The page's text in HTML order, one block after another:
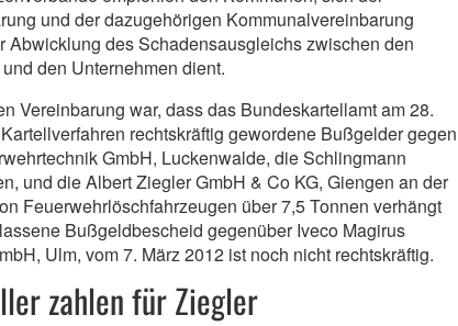
und der dazugehörigen Kommunalvereinbarung
Abwicklung des Schadensausgleichs zwischen den
den Unternehmen dient.
Vereinbarung war, dass das Bundeskartellamt am 28.
rechtskräftig gewordene Bußgelder gegen
GmbH, Luckenwalde, die Schlingmann
und die Albert Ziegler GmbH & Co KG, Giengen an der
Feuerwehrlöschfahrzeugen über 7,5 Tonnen verhängt
Bußgeldbescheid gegenüber Iveco Magirus
Ulm, vom 7. März 2012 ist noch nicht rechtskräftig.
zahlen für Ziegler